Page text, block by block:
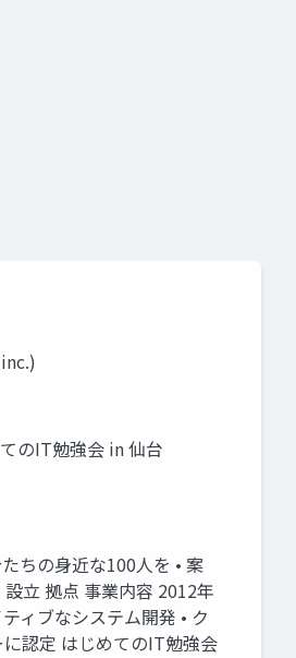
のIT勉強会 in 仙台
ちの⾝近な100⼈を • 案
⽴ 拠点 事業内容 2012年
ィブなシステム開発 • ク
認定 はじめてのIT勉強会